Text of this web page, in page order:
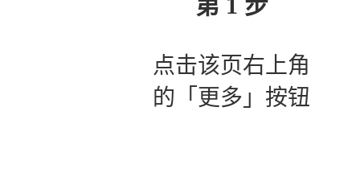
点击该页右上角
的「更多」按钮